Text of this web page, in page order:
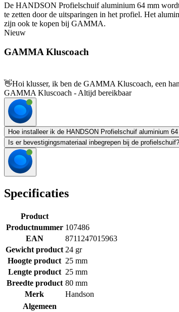
De HANDSON Profielschuif aluminium 64 mm wordt
te zetten door de uitsparingen in het profiel. Het
zijn ook te kopen bij GAMMA.
Nieuw
GAMMA Kluscoach
👋Hoi klusser, ik ben de GAMMA Kluscoach, een
GAMMA Kluscoach - Altijd bereikbaar
Hoe installeer ik de HANDSON Profielschuif aluminium
Is er bevestigingsmateriaal inbegrepen bij de profielschuif?
Specificaties
Product
Productnummer 107486
EAN
8711247015963
Gewicht product 24 gr
Hoogte product 25 mm
Lengte product 25 mm
Breedte product 80 mm
Merk
Handson
Algemeen